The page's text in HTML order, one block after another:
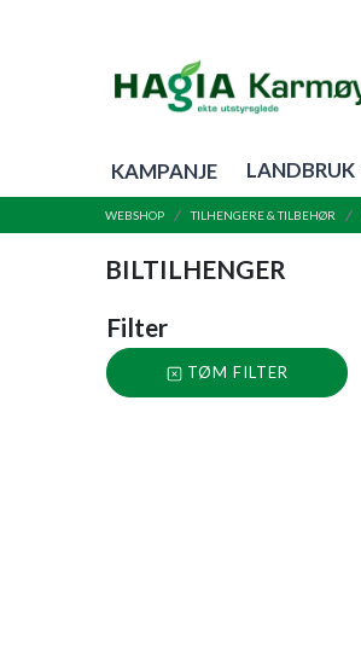
KAMPANJE LANDBRUK
WEBSHOP TILHENGERE & TILBEHØR
BILTILHENGER
Filter
TØM FILTER